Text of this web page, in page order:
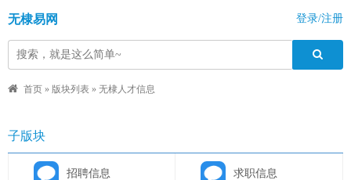
无棣易网 登录/注册
首页 » 版块列表 » 无棣人才信息
子版块
招聘信息 求职信息